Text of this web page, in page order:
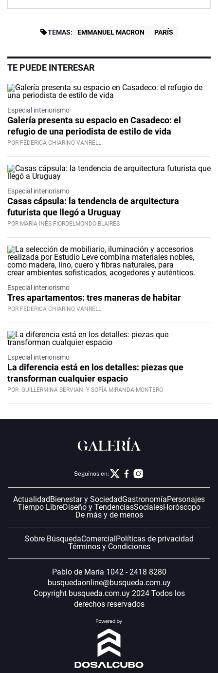
TEMAS: EMMANUEL MACRON PARÍS
TE PUEDE INTERESAR
Especial interiorismo
Galería presenta su espacio en Casadeco: el
refugio de una periodista de estilo de vida
POR FEDERICA CHIARINO VANRELL
Especial interiorismo
Casas cápsula: la tendencia de arquitectura
futurista que llegó a Uruguay
POR MARÍA INÉS FIORDELMONDO BLAIRES
Especial interiorismo
Tres apartamentos: tres maneras de habitar
POR FEDERICA CHIARINO VANRELL
Especial interiorismo
La diferencia está en los detalles: piezas que
transforman cualquier espacio
POR GUILLERMINA SERVIAN Y SOFÍA MIRANDA MONTERO
Seguinos en:
Actualidad Bienestar y SociedadGastronomíaPersonajes
Tiempo LibreDiseño y TendenciasSocialesHoróscopo
De más y de menos
Sobre BúsquedaComercial Políticas de privacidad
Términos y Condiciones
Pablo de María 1042 - 2418 8280
busquedaonline@busqueda.com.uy
Copyright busqueda.com.uy 2024 Todos los
derechos reservados